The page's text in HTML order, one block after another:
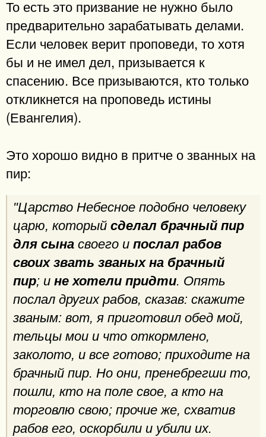
То есть это призвание не нужно было
предварительно зарабатывать делами.
Если человек верит проповеди, то хотя
бы и не имел дел, призывается к
спасению. Все призываются, кто только
откликнется на проповедь истины
(Евангелия).
Это хорошо видно в притче о званных на
пир:
"Царство Небесное подобно человеку
царю, который сделал брачный пир
для сына своего и послал рабов
своих звать званых на брачный
пир; и не хотели придти. Опять
послал других рабов, сказав: скажите
званым: вот, я приготовил обед мой,
тельцы мои и что откормлено,
заколото, и все готово; приходите на
брачный пир. Но они, пренебрегши то,
пошли, кто на поле свое, а кто на
торговлю свою; прочие же, схватив
рабов его, оскорбили и убили их.